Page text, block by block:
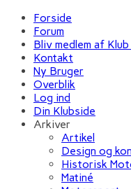
Forside
Forum
Bliv medlem af
Kontakt
Ny Bruger
Overblik
Log ind
Din Klubside
Arkiver
Artikel
Design og
Historisk
Matiné